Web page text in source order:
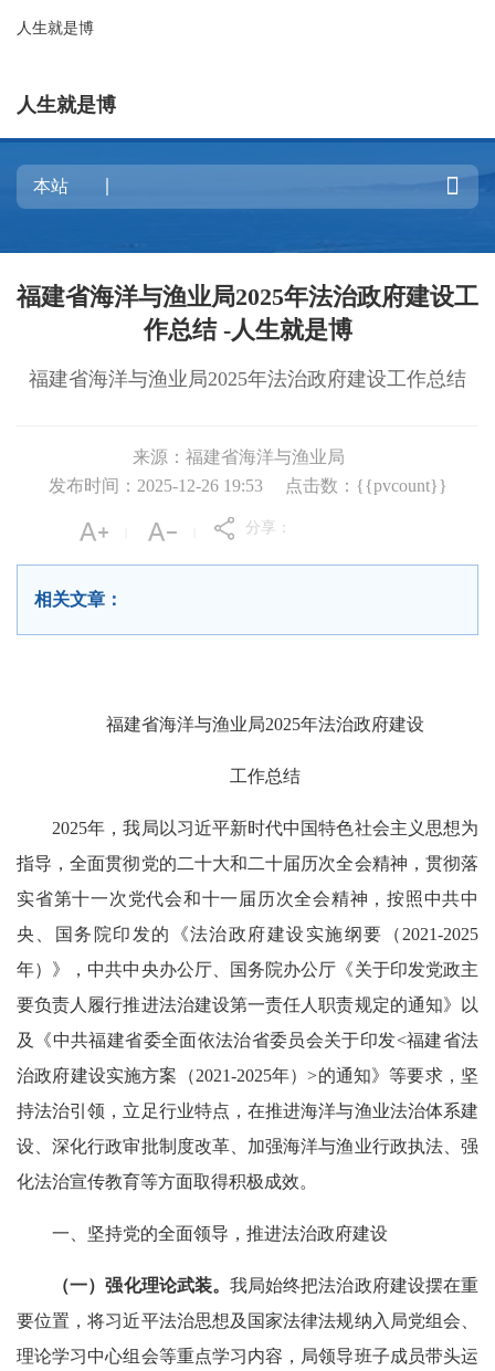
人生就是博
人生就是博

福建省海洋与渔业局2025年法治政府建设工
作总结 -人生就是博
福建省海洋与渔业局2025年法治政府建设工作总结
来源：福建省海洋与渔业局
发布时间：2025-12-26 19:53
点击数：{{pvcount}}
分享：
相关文章：
福建省海洋与渔业局2025年法治政府建设
工作总结
2025年，我局以习近平新时代中国特色社会主义思想为
指导，全面贯彻党的二十大和二十届历次全会精神，贯彻落
实省第十一次党代会和十一届历次全会精神，按照中共中
央、国务院印发的《法治政府建设实施纲要（2021-2025
年）》，中共中央办公厅、国务院办公厅《关于印发党政主
要负责人履行推进法治建设第一责任人职责规定的通知》以
及《中共福建省委全面依法治省委员会关于印发<福建省法
治政府建设实施方案（2021-2025年）>的通知》等要求，坚
持法治引领，立足行业特点，在推进海洋与渔业法治体系建
设、深化行政审批制度改革、加强海洋与渔业行政执法、强
化法治宣传教育等方面取得积极成效。
一、坚持党的全面领导，推进法治政府建设
（一）强化理论武装。 我局始终把法治政府建设摆在重
要位置，将习近平法治思想及国家法律法规纳入局党组会、
理论学习中心组会等重点学习内容，局领导班子成员带头运